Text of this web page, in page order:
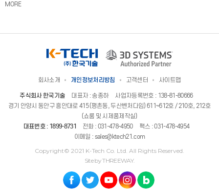
MORE
회사소개 개인정보처리방침 고객센터 사이트맵
주식회사 한국기술 대표자 : 송종하
사업자등록번호 : 138-81-80666
경기 안양시 동안구 흥안대로 415 (평촌동, 두산벤처다임) 611~612호 / 210호, 212호
(쇼룸 및 시제품제작실)
대표번호 : 1899-8731 전화 : 031-478-4950
팩스 : 031-478-4954
이메일 : sales@ktech21.com
Copyright© 2021 K-Tech Co. Ltd. All Rights Reserved.
Site by THREEWAY.